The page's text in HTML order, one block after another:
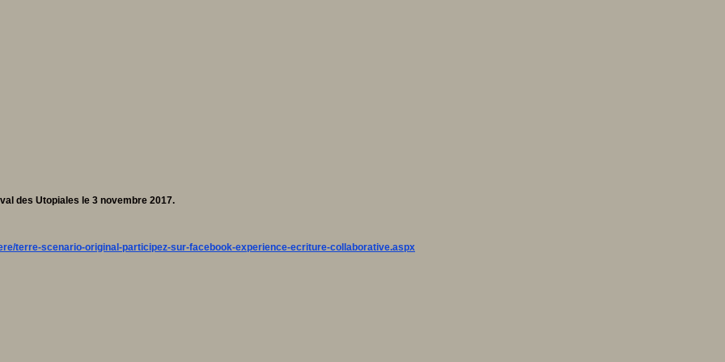
des Utopiales le 3 novembre 2017.
terre-scenario-original-participez-sur-facebook-experience-ecriture-collaborative.aspx